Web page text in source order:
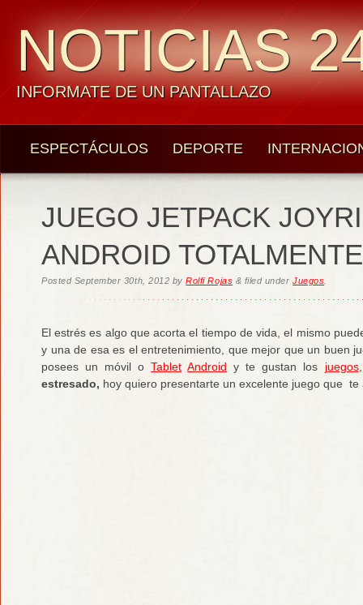
NOTICIAS
INFORMATE DE UN PANTALLAZO
ESPECTÁCULOS DEPORTE
JUEGO JETPACK
ANDROID
Posted September 30th, 2012 byRolfi Rojas & filed under Juegos
El estrés es algo que acorta el tiempo de vida, el mismo
y una de esa es el entretenimiento, que mejor que un buen
posees un móvil oTablet Android y te gustan los juegos
estresado, hoy quiero presentarte un excelente juego que